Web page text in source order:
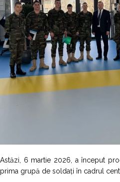
Astăzi, 6 martie 2026, a început
prima grupă de soldați în cadrul